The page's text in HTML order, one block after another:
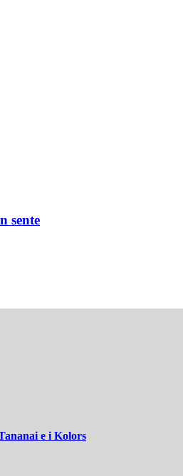
sente
e i Kolors